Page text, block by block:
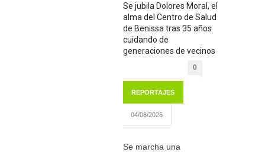
Se jubila Dolores Moral, el
alma del Centro de Salud
de Benissa tras 35 años
cuidando de
generaciones de vecinos
0
REPORTAJES
04/08/2026
Se marcha una